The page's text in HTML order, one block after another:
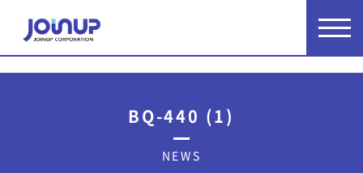
BQ-440 (1)
NEWS